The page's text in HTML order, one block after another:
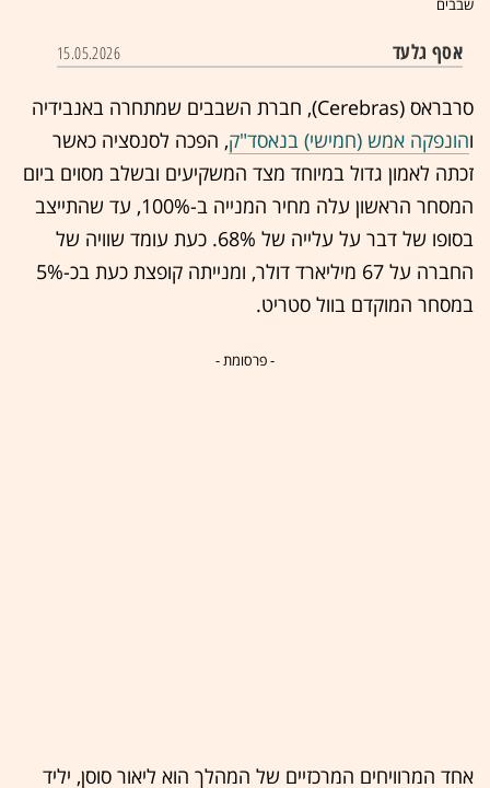
שבבים
אסף גלעד 15.05.2026
סרבראס (Cerebras), חברת השבבים שמתחרה באנבידיה
והונפקה אמש (חמישי) בנאסד"ק, הפכה לסנסציה כאשר
זכתה לאמון גדול במיוחד מצד המשקיעים ובשלב מסוים ביום
המסחר הראשון עלה מחיר המנייה ב-100%, עד שהתייצב
בסופו של דבר על עלייה של 68%. כעת עומד שוויה של
החברה על 67 מיליארד דולר, ומנייתה קופצת כעת בכ-5%
במסחר המוקדם בוול סטריט.
- פרסומת -
אחד המרוויחים המרכזיים של המהלך הוא ליאור סוסן, יליד